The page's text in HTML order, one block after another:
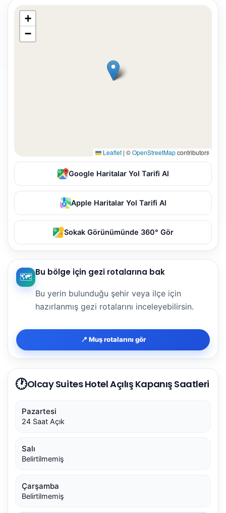
+
−
Leaflet | ©OpenStreetMapcontributors
Google Haritalar Yol Tarifi Al
Apple Haritalar Yol Tarifi Al
Sokak Görünümünde 360° Gör
🗺️ Bu bölge için gezi rotalarına bak
Bu yerin bulunduğu şehir veya ilçe için
hazırlanmış gezi rotalarını inceleyebilirsin.
📍 Muş rotalarını gör
🕐Olcay Suites Hotel Açılış Kapanış Saatleri
Pazartesi
24 Saat Açık
Salı
Belirtilmemiş
Çarşamba
Belirtilmemiş